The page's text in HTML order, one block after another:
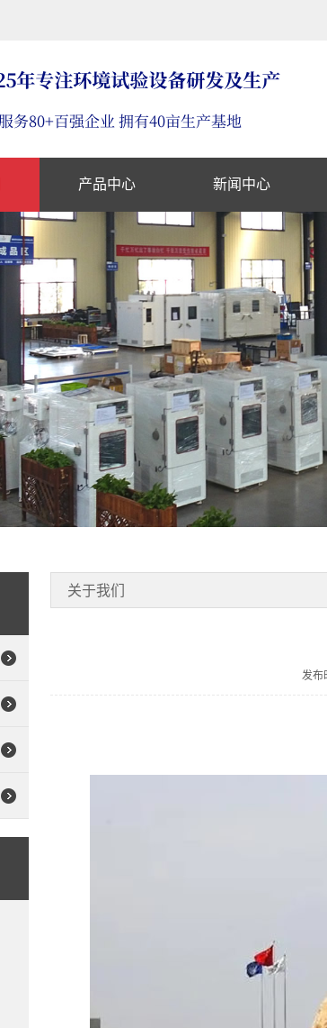
产品中心 新闻中心
关于我们
发布